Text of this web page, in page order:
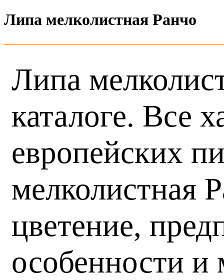
Липа мелколистная Ранчо
Липа
каталоге. Все
европейских
мелколистная
цветение,
особенности и